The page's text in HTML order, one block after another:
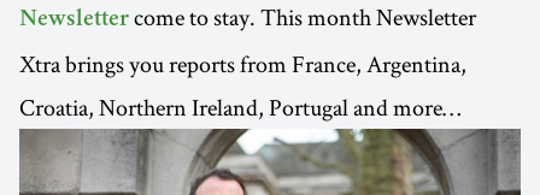
Newsletter come to stay. This month Newsletter
Xtra brings you reports from France, Argentina,
Croatia, Northern Ireland, Portugal and more…